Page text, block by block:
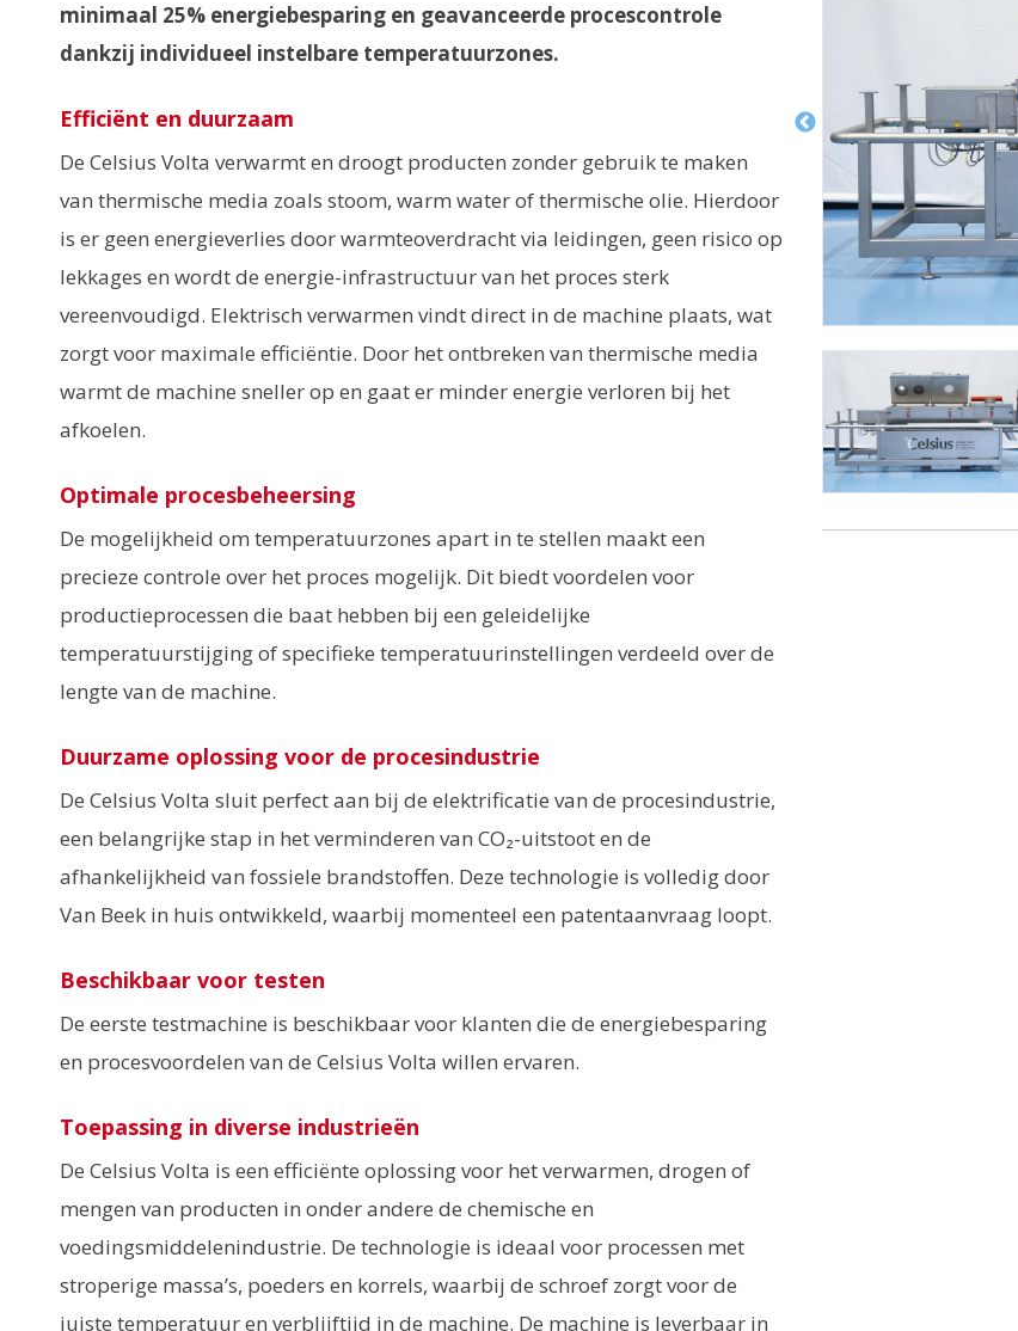
minimaal 25% energiebesparing en geavanceerde procescontrole
dankzij individueel instelbare temperatuurzones.
Efficiënt en duurzaam
De Celsius Volta verwarmt en droogt producten zonder gebruik te maken
van thermische media zoals stoom, warm water of thermische olie. Hierdoor
is er geen energieverlies door warmteoverdracht via leidingen, geen risico op
lekkages en wordt de energie-infrastructuur van het proces sterk
vereenvoudigd. Elektrisch verwarmen vindt direct in de machine plaats, wat
zorgt voor maximale efficiëntie. Door het ontbreken van thermische media
warmt de machine sneller op en gaat er minder energie verloren bij het
afkoelen.
Optimale procesbeheersing
De mogelijkheid om temperatuurzones apart in te stellen maakt een
precieze controle over het proces mogelijk. Dit biedt voordelen voor
productieprocessen die baat hebben bij een geleidelijke
temperatuurstijging of specifieke temperatuurinstellingen verdeeld over de
lengte van de machine.
Duurzame oplossing voor de procesindustrie
De Celsius Volta sluit perfect aan bij de elektrificatie van de procesindustrie,
een belangrijke stap in het verminderen van CO₂-uitstoot en de
afhankelijkheid van fossiele brandstoffen. Deze technologie is volledig door
Van Beek in huis ontwikkeld, waarbij momenteel een patentaanvraag loopt.
Beschikbaar voor testen
De eerste testmachine is beschikbaar voor klanten die de energiebesparing
en procesvoordelen van de Celsius Volta willen ervaren.
Toepassing in diverse industrieën
De Celsius Volta is een efficiënte oplossing voor het verwarmen, drogen of
mengen van producten in onder andere de chemische en
voedingsmiddelenindustrie. De technologie is ideaal voor processen met
stroperige massa’s, poeders en korrels, waarbij de schroef zorgt voor de
juiste temperatuur en verblijftijd in de machine. De machine is leverbaar in